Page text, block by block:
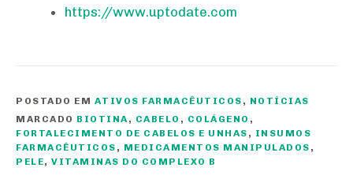
https://www.uptodate.com
POSTADO EM ATIVOS FARMACÊUTICOS , NOTÍCIAS
MARCADO BIOTINA, CABELO , COLÁGENO ,
FORTALECIMENTO DE CABELOS E UNHAS , INSUMOS
FARMACÊUTICOS , MEDICAMENTOS MANIPULADOS ,
PELE, VITAMINAS DO COMPLEXO B